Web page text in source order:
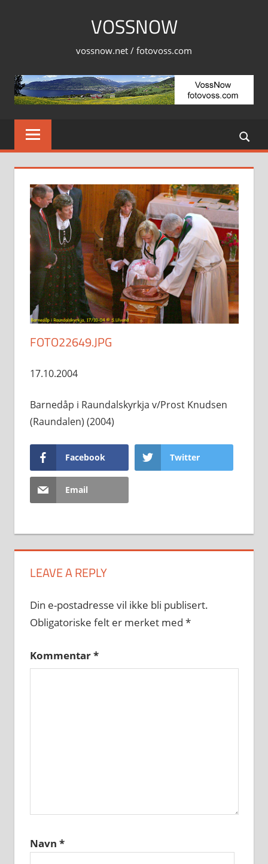
VOSSNOW
vossnow.net / fotovoss.com
FOTO22649.JPG
17.10.2004
Barnedåp i Raundalskyrkja v/Prost Knudsen
(Raundalen) (2004)
Facebook Twitter
Email
LEAVE A REPLY
Din e-postadresse vil ikke bli publisert.
Obligatoriske felt er merket med *
Kommentar*
Navn *